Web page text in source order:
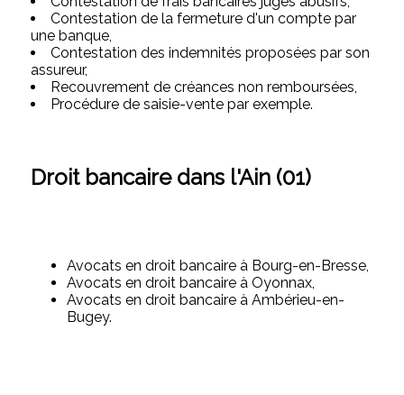
Contestation de la fermeture d'un compte par
une banque,
Contestation des indemnités proposées par son
assureur,
Recouvrement de créances non remboursées,
Procédure de saisie-vente par exemple.
Droit bancaire dans l'Ain (01)
Avocats en droit bancaire à Bourg-en-Bresse,
Avocats en droit bancaire à Oyonnax,
Avocats en droit bancaire à Ambérieu-en-
Bugey.